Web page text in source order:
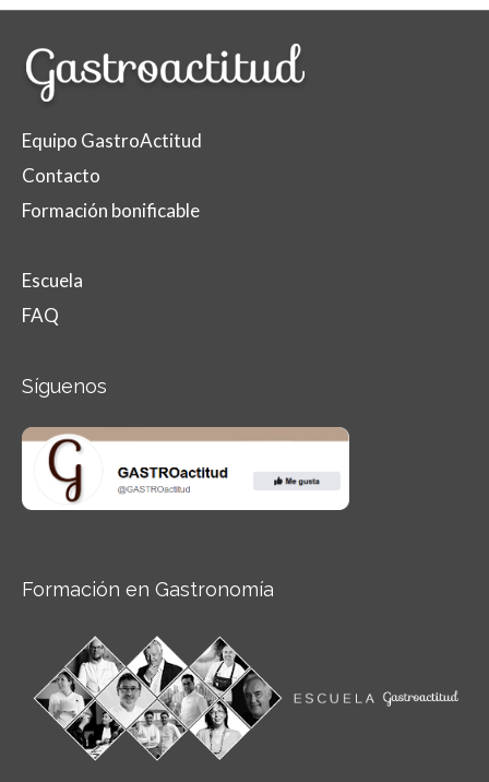
Equipo GastroActitud
Contacto
Formación bonificable
Escuela
FAQ
Síguenos
Formación en Gastronomía